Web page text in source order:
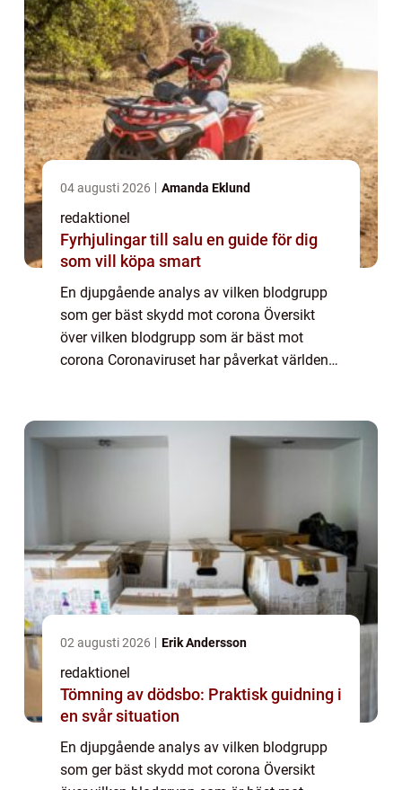
04 augusti 2026 Amanda Eklund
redaktionel
Fyrhjulingar till salu en guide för dig
som vill köpa smart
En djupgående analys av vilken blodgrupp
som ger bäst skydd mot corona Översikt
över vilken blodgrupp som är bäst mot
corona Coronaviruset har påverkat världen
02 augusti 2026 Erik Andersson
redaktionel
Tömning av dödsbo: Praktisk guidning i
en svår situation
En djupgående analys av vilken blodgrupp
som ger bäst skydd mot corona Översikt